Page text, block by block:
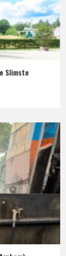
Slimste